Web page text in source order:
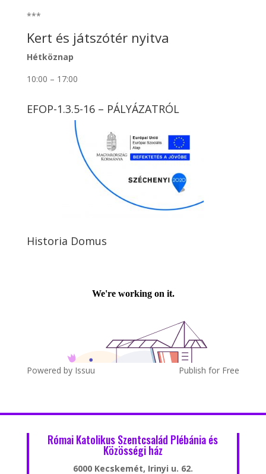
***
Kert és játszótér nyitva
Hétköznap
10:00 – 17:00
EFOP-1.3.5-16 – PÁLYÁZATRÓL
Historia Domus
Powered by Issuu Publish for Free
Római Katolikus Szentcsalád Plébánia és
Közösségi ház
6000 Kecskemét, Irinyi u. 62.